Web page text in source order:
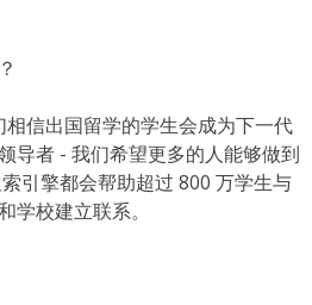
信出国留学的学生会成为下一代
导者 - 我们希望更多的人能够做到
引擎都会帮助超过 800 万学生与
学校建立联系。